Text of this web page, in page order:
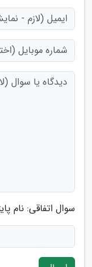
سوال اتفاقی: نام